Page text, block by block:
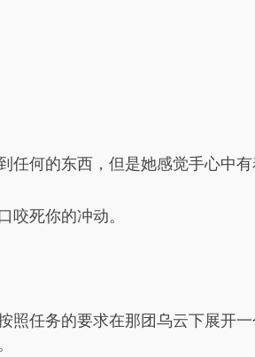
何的东西，但是她感觉手心中有
死你的冲动。
任务的要求在那团乌云下展开